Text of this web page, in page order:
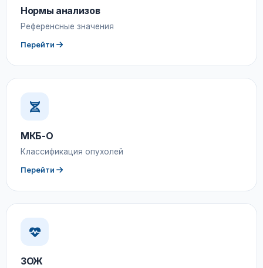
Нормы анализов
Референсные значения
Перейти
МКБ-О
Классификация опухолей
Перейти
ЗОЖ